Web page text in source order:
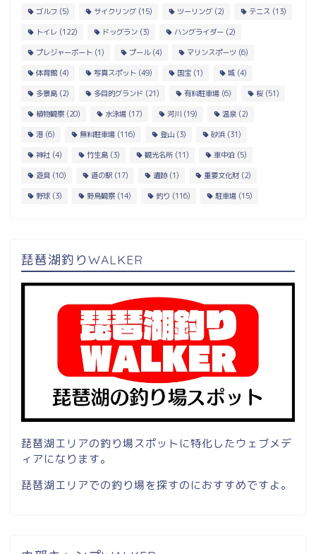
ゴルフ (5) サイクリング (15) ツーリング (2) テニス (13)
トイレ (122) ドッグラン (3) ハングライダー (2)
プレジャーボート (1) プール(4) マリンスポーツ (6)
体育館 (4) 写真スポット (49) 国宝 (1) 城 (4)
多景島 (2) 多目的グランド (21) 有料駐車場 (6) 桜 (51)
植物観察 (20) 水泳場 (17) 河川 (19) 温泉 (2)
港 (6) 無料駐車場 (116) 登山 (3) 砂浜 (31)
神社 (4) 竹生島 (3) 観光名所 (11) 車中泊 (5)
遊具 (10) 道の駅 (17) 遺跡(1) 重要文化財 (2)
野球 (3) 野鳥観察 (14) 釣り (116) 駐車場 (15)
琵琶湖釣りWALKER
琵琶湖エリアの釣り場スポットに特化したウェブメデ
ィアになります。
琵琶湖エリアでの釣り場を探すのにおすすめですよ。